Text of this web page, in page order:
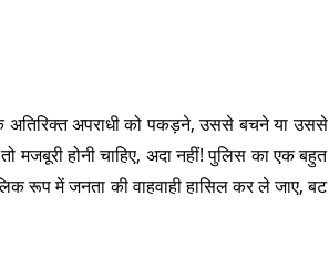
अतिरिक्त अपराधी को पकड़ने, उससे बचने या उससे
होनी चाहिए, अदा नहीं! पुलिस का एक बहुत
रूप में जनता की वाहवाही हासिल कर ले जाए, बट